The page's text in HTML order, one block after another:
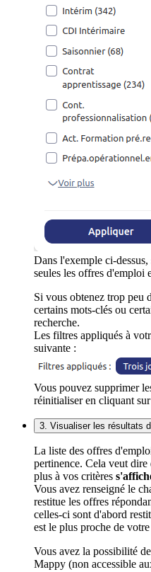
Dans l'exemple ci-
seules les offres d'emploi
Si vous obtenez trop peu
certains mots-clés ou
recherche.
Les filtres appliqués à
suivante :
Vous pouvez supprimer
réinitialiser en cliquant
3. Visualiser les résultats
La liste des offres
pertinence. Cela veut
plus à vos critères
Vous avez renseigné le
restitue les offres
celles-ci sont d'abord
est le plus proche de
Vous avez la possibilité
Mappy (non accessible